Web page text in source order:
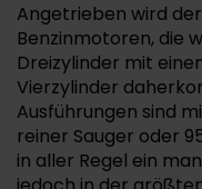
Angetrieben wird
Benzinmotoren, die
Dreizylinder mit
Vierzylinder
Ausführungen sind
reiner Sauger oder
in aller Regel ein